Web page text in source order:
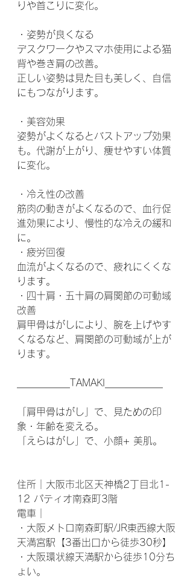
りや首こりに変化。
・姿勢が良くなる
デスクワークやスマホ使用による猫
背や巻き肩の改善。
正しい姿勢は見た目も美しく、自信
にもつながります。
・美容効果
姿勢がよくなるとバストアップ効果
も。代謝が上がり、痩せやすい体質
に変化。
・冷え性の改善
筋肉の動きがよくなるので、血行促
進効果により、慢性的な冷えの緩和
に。
・疲労回復
血流がよくなるので、疲れにくくな
ります。
・四十肩・五十肩の肩関節の可動域
改善
肩甲骨はがしにより、腕を上げやす
くなるなど、肩関節の可動域が上が
ります。
___________TAMAKI____________
「肩甲骨はがし」で、見ための印
象・年齢を変える。
「えらはがし」で、小顔+ 美肌。
住所｜大阪市北区天神橋2丁目北1-
12 パティオ南森町3階
電車｜
・大阪メトロ南森町駅/JR東西線大阪
天満宮駅【3番出口から徒歩30秒】
・大阪環状線天満駅から徒歩10分ち
ょい。